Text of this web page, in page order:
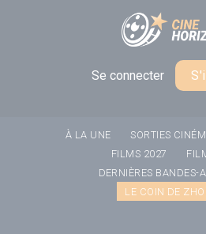
Se connecter
À LA UNE SORTIES
FILMS 2027
DERNIÈRES BANDES-
LE COIN DE
Panneau de gestion des cookies